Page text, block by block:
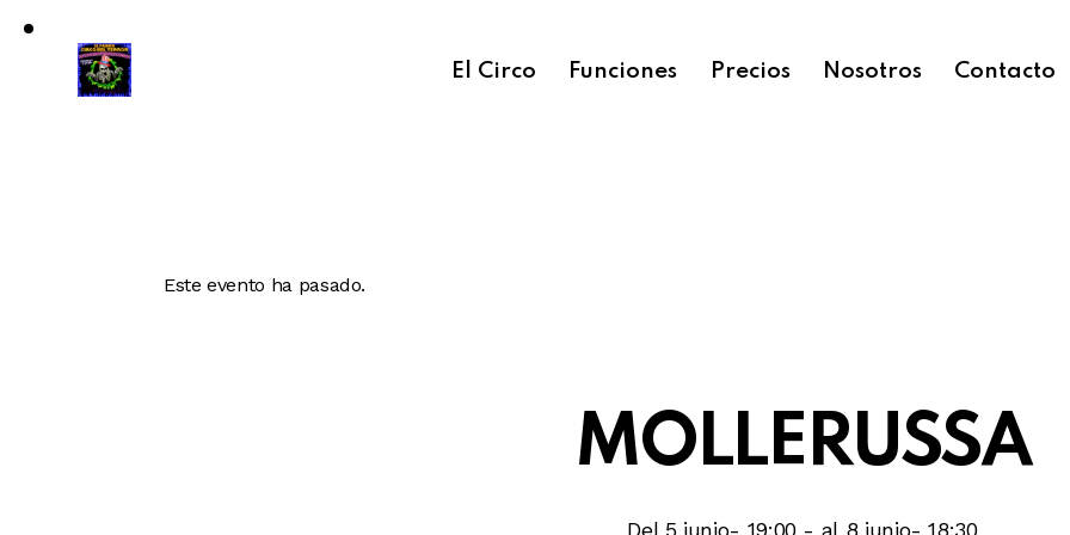
El Circo Funciones Precios Nosotros Contacto
Este evento ha pasado.
MOLLERUSSA
Del 5 junio- 19:00- al 8 junio- 18:30